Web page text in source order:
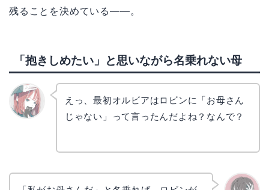
残ることを決めている——。
「抱きしめたい」と思いながら名乗れない母
えっ、最初オルビアはロビンに「お母さん
じゃない」って言ったんだよね？なんで？